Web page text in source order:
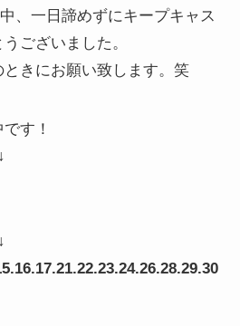
、一日諦めずにキープキャス
ございました。
きにお願い致します。笑
す！